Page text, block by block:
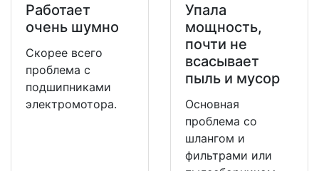
Работает
очень шумно
Скорее всего
проблема с
подшипниками
электромотора.
Упала
мощность,
почти не
всасывает
пыль и мусор
Основная
проблема со
шлангом и
фильтрами или